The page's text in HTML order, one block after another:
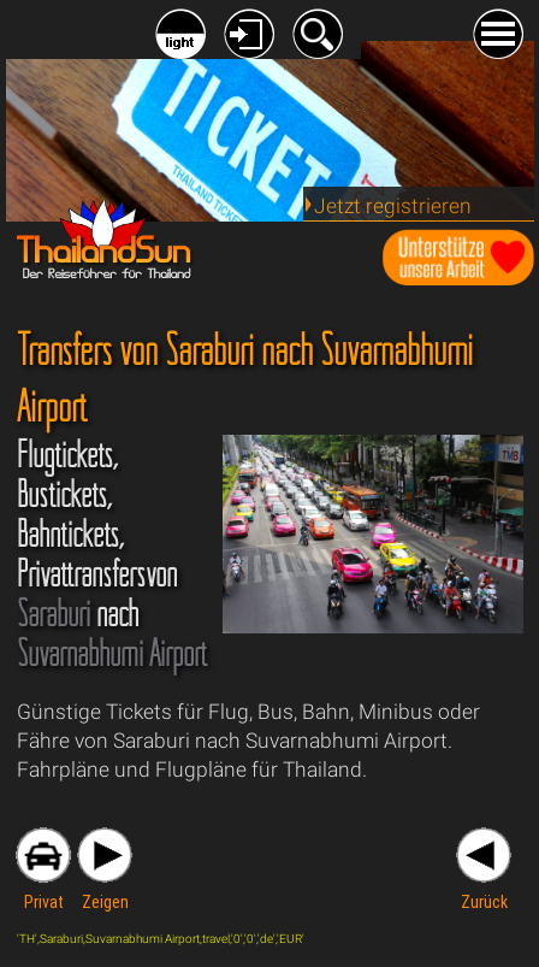
Jetzt registrieren
Transfers von Saraburi nach Suvarnabhumi
Airport
Flugtickets,
Bustickets,
Bahntickets,
Privattransfersvon
Saraburinach
Suvarnabhumi Airport
Günstige Tickets für Flug, Bus, Bahn, Minibus oder
Fähre von Saraburi nach Suvarnabhumi Airport.
Fahrpläne und Flugpläne für Thailand.
Privat Zeigen Zurück
'TH',Saraburi,Suvarnabhumi Airport,travel,'0','0','de','EUR'